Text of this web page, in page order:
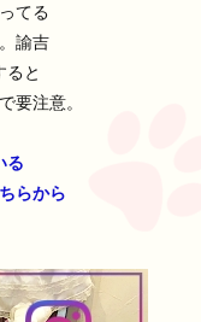
てる
諭吉
ると
要注意。
る
らから